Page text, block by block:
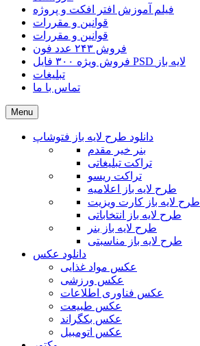
فیلم آموزش افتر افکت و پروژه
قوانین و مقررات
قوانین و مقررات
فروش ۲۴۳ عدد فون
فروش ویژه ۳۰۰ فایل PSD لایه باز
تبلیغات
تماس با ما
Menu
دانلود طرح لایه باز فتوشاپ
بنر خیر مقدم
تراکت تبلیغاتی
تراکت ریسو
طرح لایه باز اعلامیه
طرح لایه باز کارت ویزیت
طرح لایه باز انتخاباتی
طرح لایه باز بنر
طرح لایه باز مناسبتی
دانلود عکس
عکس مواد غذایی
عکس ورزشی
عکس فناوری اطلاعات
عکس طبیعت
عکس بکگراند
عکس اتومبیل